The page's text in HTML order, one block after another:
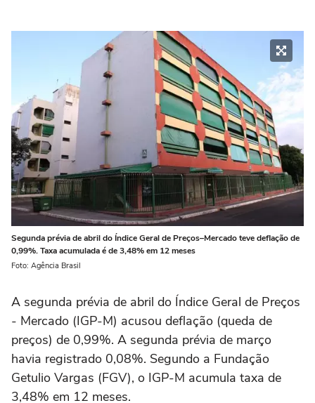
Segunda prévia de abril do Índice Geral de Preços–Mercado teve deflação de
0,99%. Taxa acumulada é de 3,48% em 12 meses
Foto: Agência Brasil
A segunda prévia de abril do Índice Geral de Preços
- Mercado (IGP-M) acusou deflação (queda de
preços) de 0,99%. A segunda prévia de março
havia registrado 0,08%. Segundo a Fundação
Getulio Vargas (FGV), o IGP-M acumula taxa de
3,48% em 12 meses.